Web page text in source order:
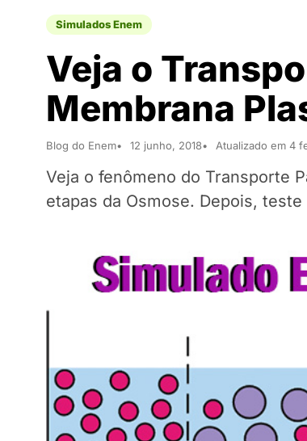
Simulados Enem
Veja o
Membrana
Blog do Enem 12 junho, 2018 Atualizado em 4
Veja o fenômeno do Transporte
etapas da Osmose. Depois,